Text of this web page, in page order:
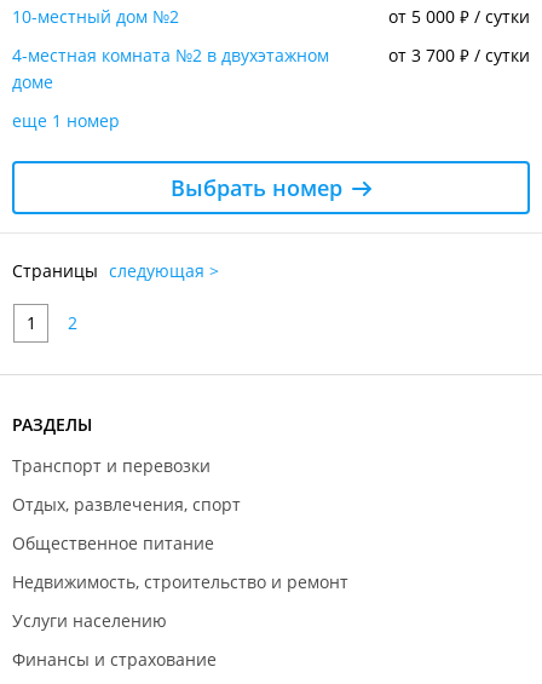
10-местный дом №2
от 5 000 ₽ / сутки
4-местная комната №2 в двухэтажном
доме
от 3 700 ₽ / сутки
еще 1 номер
Выбрать номер
Страницы следующая >
1 2
РАЗДЕЛЫ
Транспорт и перевозки
Отдых, развлечения, спорт
Общественное питание
Недвижимость, строительство и ремонт
Услуги населению
Финансы и страхование